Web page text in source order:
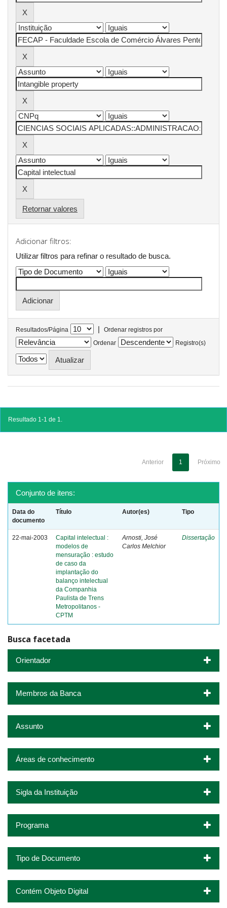
Retornar valores
Adicionar filtros:
Utilizar filtros para refinar o resultado de busca.
Resultados/Página |
Ordenar registros por
Ordenar
Registro(s)
Resultado 1-1 de 1.
Anterior 1 Próximo
Conjunto de itens:
Data do
documento
Título Autor(es) Tipo
22-mai-2003
Capital intelectual :
modelos de
mensuração : estudo
de caso da
implantação do
balanço intelectual
da Companhia
Paulista de Trens
Metropolitanos -
CPTM
Arnosti, José
Carlos Melchior
Dissertação
Busca facetada
Orientador
Membros da Banca
Assunto
Áreas de conhecimento
Sigla da Instituição
Programa
Tipo de Documento
Contém Objeto Digital